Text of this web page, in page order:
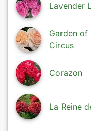
Lavender
Garden of
Circus
Corazon
La Reine